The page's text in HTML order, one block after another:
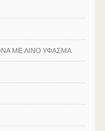
ΜΕ ΛΙΝΟ ΥΦΑΣΜΑ